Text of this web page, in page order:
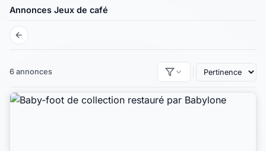
Annonces Jeux de café
6 annonces